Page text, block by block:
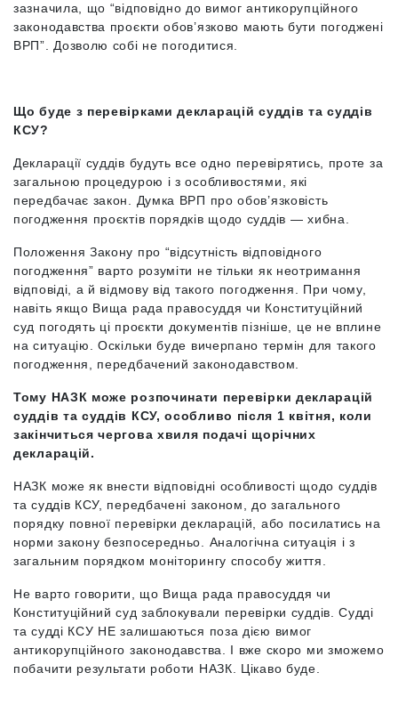
зазначила, що “відповідно до вимог антикорупційного
законодавства проєкти обов’язково мають бути погоджені
ВРП”. Дозволю собі не погодитися.
Що буде з перевірками декларацій суддів та суддів
КСУ?
Декларації суддів будуть все одно перевірятись, проте за
загальною процедурою і з особливостями, які
передбачає закон. Думка ВРП про обов’язковість
погодження проєктів порядків щодо суддів — хибна.
Положення Закону про “відсутність відповідного
погодження” варто розуміти не тільки як неотримання
відповіді, а й відмову від такого погодження. При чому,
навіть якщо Вища рада правосуддя чи Конституційний
суд погодять ці проєкти документів пізніше, це не вплине
на ситуацію. Оскільки буде вичерпано термін для такого
погодження, передбачений законодавством.
Тому НАЗК може розпочинати перевірки декларацій
суддів та суддів КСУ, особливо після 1 квітня, коли
закінчиться чергова хвиля подачі щорічних
декларацій.
НАЗК може як внести відповідні особливості щодо суддів
та суддів КСУ, передбачені законом, до загального
порядку повної перевірки декларацій, або посилатись на
норми закону безпосередньо. Аналогічна ситуація і з
загальним порядком моніторингу способу життя.
Не варто говорити, що Вища рада правосуддя чи
Конституційний суд заблокували перевірки суддів. Судді
та судді КСУ НЕ залишаються поза дією вимог
антикорупційного законодавства. І вже скоро ми зможемо
побачити результати роботи НАЗК. Цікаво буде.